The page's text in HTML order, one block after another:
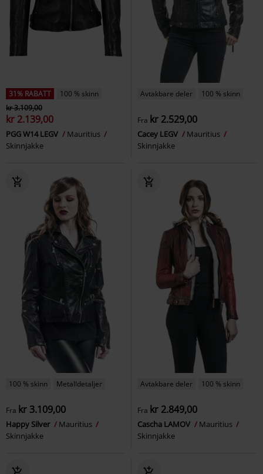
31% RABATT
100 % skinn
kr 3.109,00
kr 2.139,00
PGG W14 LEGV
Mauritius
Skinnjakke
Avtakbare deler 100 % skinn
Fra kr 2.529,00
Cacey LEGV
Mauritius
Skinnjakke
100 % skinn Metalldetaljer
Fra kr 3.109,00
Happy Silver
Mauritius
Skinnjakke
Avtakbare deler 100 % skinn
Fra kr 2.849,00
Cascha LAMOV
Mauritius
Skinnjakke